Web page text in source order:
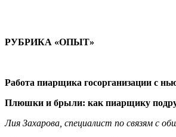
РУБРИКА «ОПЫТ»
Работа пиарщика госорганизации с
Плюшки и брыли: как пиарщику
Лия Захарова, специалист по связям с